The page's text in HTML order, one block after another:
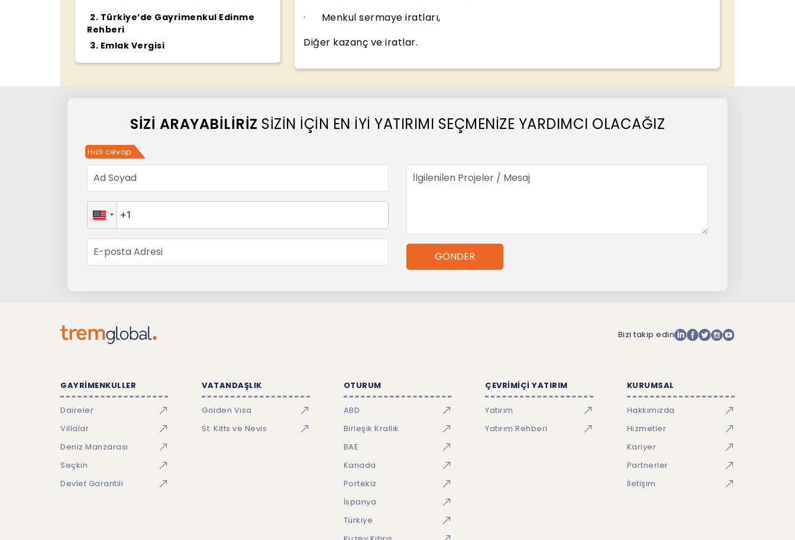
2. Türkiye’de Gayrimenkul Edinme
Rehberi
3. Emlak Vergisi
· Menkul sermaye iratları,
Diğer kazanç ve iratlar.
SIZI ARAYABILIRIZ SİZİN İÇİN EN İYİ YATIRIMI SEÇMENİZE YARDIMCI OLACAĞIZ
Hızlı cevap
GÖNDER
Bizi takip edin
GAYRİMENKULLER
Daireler
Villalar
Deniz Manzarası
Seçkin
Devlet Garantili
VATANDAŞLIK
Golden Visa
St. Kitts ve Nevis
OTURUM
ABD
Birleşik Krallık
BAE
Kanada
Portekiz
İspanya
Türkiye
ÇEVRİMİÇİ YATIRIM
Yatırım
Yatırım Rehberi
KURUMSAL
Hakkımızda
Hizmetler
Kariyer
Partnerler
İletişim